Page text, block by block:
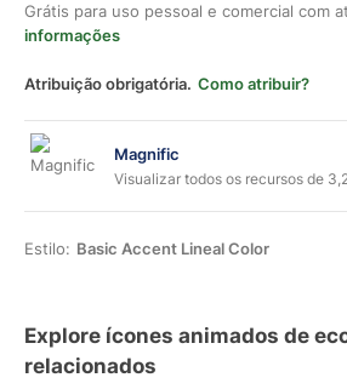
Grátis para uso pessoal e comercial com
informações
Atribuição obrigatória. Como atribuir?
Magnific
Visualizar todos os recursos de
Estilo: Basic Accent Lineal Color
Explore ícones animados de
relacionados